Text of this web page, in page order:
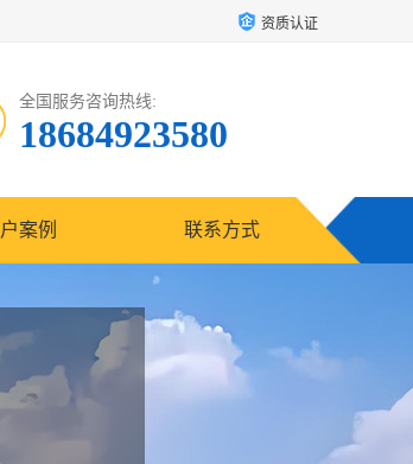
资质认证
全国服务咨询热线:
18684923580
案例 联系方式